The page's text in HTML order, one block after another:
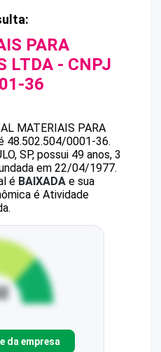
PARA
LTDA - CNPJ
36
MATERIAIS PARA
48.502.504/0001-36.
SP, possui 49 anos, 3
em 22/04/1977.
é BAIXADA e sua
é Atividade
da empresa